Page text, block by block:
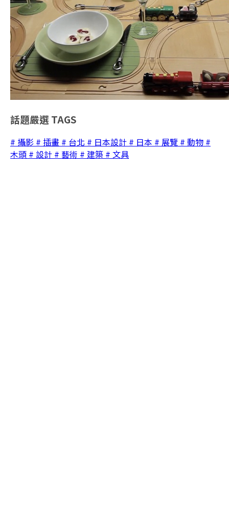
話題嚴選 TAGS
# 攝影 # 插畫 # 台北 # 日本設計 # 日本 # 展覽 # 動物 #
木頭 # 設計 # 藝術 # 建築 # 文具